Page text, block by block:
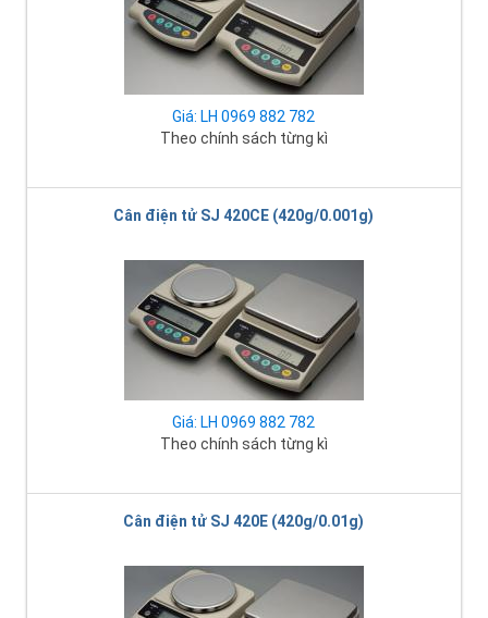
Giá: LH 0969 882 782
Theo chính sách từng kì
Cân điện tử SJ 420CE (420g/0.001g)
Giá: LH 0969 882 782
Theo chính sách từng kì
Cân điện tử SJ 420E (420g/0.01g)